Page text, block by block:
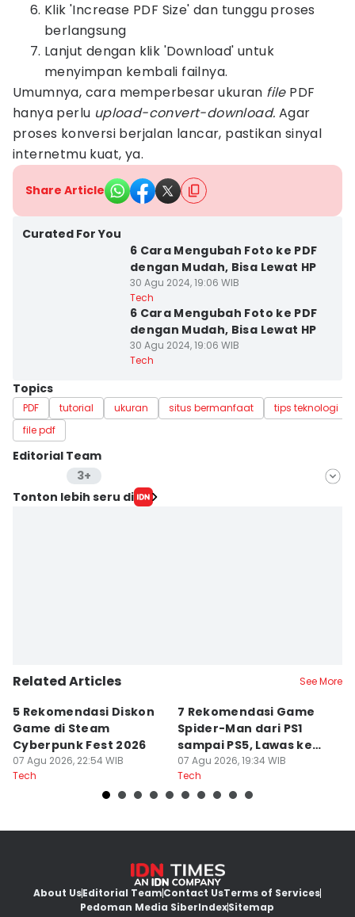
Klik 'Increase PDF Size' dan tunggu proses
berlangsung
Lanjut dengan klik 'Download' untuk
menyimpan kembali failnya.
Umumnya, cara memperbesar ukuran filePDF
hanya perlu upload-convert-download. Agar
proses konversi berjalan lancar, pastikan sinyal
internetmu kuat, ya.
Share Article
Curated For You
6 Cara Mengubah Foto ke PDF
dengan Mudah, Bisa Lewat HP
30 Agu 2024, 19:06 WIB
Tech
6 Cara Mengubah Foto ke PDF
dengan Mudah, Bisa Lewat HP
30 Agu 2024, 19:06 WIB
Tech
Topics
PDF tutorial ukuran situs bermanfaat
tips teknologi
file pdf
Editorial Team
3+
Editor
Tonton lebih seru di
Related Articles See More
5 Rekomendasi Diskon
Game di Steam
Cyberpunk Fest 2026
07 Agu 2026, 22:54 WIB
Tech
7 Rekomendasi Game
Spider-Man dari PS1
sampai PS5, Lawas ke
Modern
07 Agu 2026, 19:34 WIB
Tech
About UsEditorial TeamContact UsTerms of Services
Pedoman Media SiberIndexSitemap